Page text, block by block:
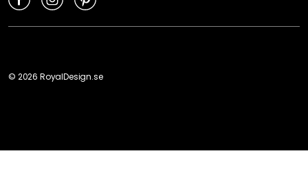
© 2026 RoyalDesign.se